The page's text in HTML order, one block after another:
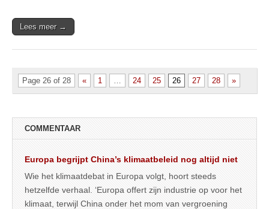
Lees meer →
Page 26 of 28 « 1 24 25 26 27 28 »
COMMENTAAR
Europa begrijpt China’s klimaatbeleid nog altijd niet
Wie het klimaatdebat in Europa volgt, hoort steeds
hetzelfde verhaal. ‘Europa offert zijn industrie op voor het
klimaat, terwijl China onder het mom van vergroening